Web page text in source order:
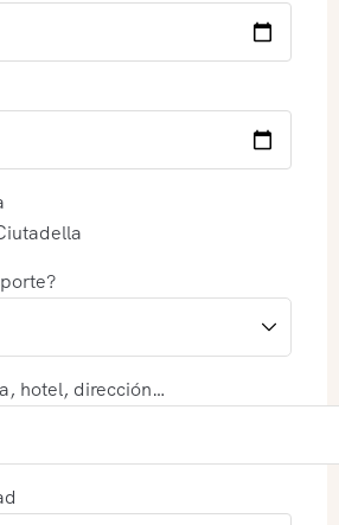
hotel, dirección…